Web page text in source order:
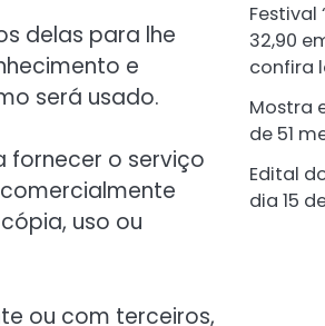
delas para lhe
e
será usado.
fornecer o serviço
uso ou
ou com terceiros,
Festival
32,90
confira
Mostra
de 51
Edital
dia 15